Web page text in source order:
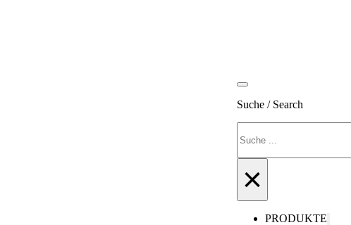
Suche / Search
×
PRODUKTE